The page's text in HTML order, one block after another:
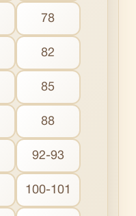
78
82
85
88
92-93
100-101